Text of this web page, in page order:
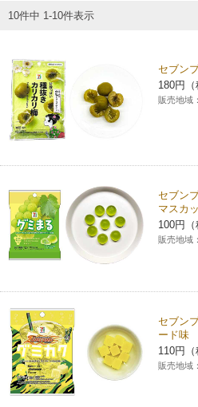
ギフト
プリペイドカード・金券
ニンテンドー・ダウンロードカード
コピー
プリント
ファクス
プリペイドサービス
スポーツ振興くじ
宅配便
切手・はがき・印紙
ご利用可能なお支払い方法
スマホプリペイド
レジでApple Accountにチャージ
チケットサービス
セブンチケット
イープラス
JTB
セブン‐イレブンでお受取り
セブンネットショッピング
ニュースリリース
企業理念
会社概要
貸借対照表・損益計算書
沿革
売上高、店舗数推移
セブン‐イレブンの海外事業
サステナビリティ
セブン＆アイ・ホールディングスの
サステナビリティ活動基本方針
サステナビリティ推進体制
GREEN CHALLENGE 2050
サステナビリティニュース
サステナビリティレポート
加盟店オーナー募集
店舗検索
ネ
お問い合わせ
Language
English (Services)
中文[繁體字](服務)
简体中文(服务)
한국어(서비스)
10件中 1-10件表示
セブン
180円（
販売地域：
セブン
マスカ
100円（
販売地域：
セブン
ード味
110円（
販売地域：